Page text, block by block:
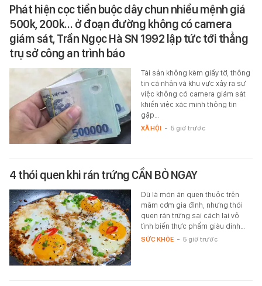
Phát hiện cọc tiền buộc dây chun nhiều mệnh giá
500k, 200k… ở đoạn đường không có camera
giám sát, Trần Ngọc Hà SN 1992 lập tức tới thẳng
trụ sở công an trình báo
Tài sản không kèm giấy tờ, thông
tin cá nhân và khu vực xảy ra sự
việc không có camera giám sát
khiến việc xác minh thông tin
gặp…
XÃ HỘI - 5 giờ trước
4 thói quen khi rán trứng CẦN BỎ NGAY
Dù là món ăn quen thuộc trên
mâm cơm gia đình, nhưng thói
quen rán trứng sai cách lại vô
tình biến thực phẩm giàu dinh…
SỨC KHỎE - 5 giờ trước